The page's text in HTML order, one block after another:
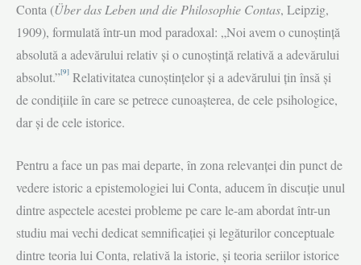
Conta (Über das Leben und diePhilosophie Contas, Leipzig,
1909), formulată într-un mod para­doxal: „Noi avem o cunoştinţă
absolută a adevărului relativ şi o cunoştinţă relativă a adevărului
absolut.”[9] Relativitatea cunoștințelor și a adevărului țin însă și
de condițiile în care se petrece cunoașterea, de cele psihologice,
dar și de cele istorice.
Pentru a face un pas mai departe, în zona relevanţei din punct de
vedere istoric a epistemologiei lui Conta, aducem în discuție unul
dintre aspectele acestei probleme pe care le-am abordat într-un
studiu mai vechi dedicat semnificației și legăturilor conceptuale
dintre teoria lui Conta, relativă la istorie, și teoria seriilor istorice